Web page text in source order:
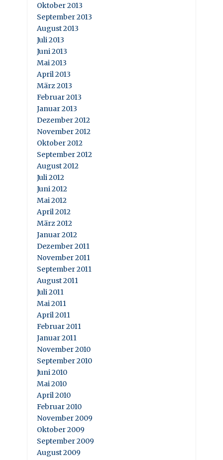
Oktober 2013
September 2013
August 2013
Juli 2013
Juni 2013
Mai 2013
April 2013
März 2013
Februar 2013
Januar 2013
Dezember 2012
November 2012
Oktober 2012
September 2012
August 2012
Juli 2012
Juni 2012
Mai 2012
April 2012
März 2012
Januar 2012
Dezember 2011
November 2011
September 2011
August 2011
Juli 2011
Mai 2011
April 2011
Februar 2011
Januar 2011
November 2010
September 2010
Juni 2010
Mai 2010
April 2010
Februar 2010
November 2009
Oktober 2009
September 2009
August 2009